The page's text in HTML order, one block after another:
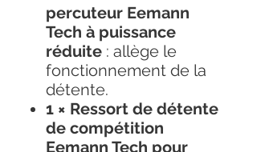
percuteur Eemann
Tech à puissance
réduite : allège le
fonctionnement de la
détente.
1 × Ressort de détente
de compétition
Eemann Tech pour